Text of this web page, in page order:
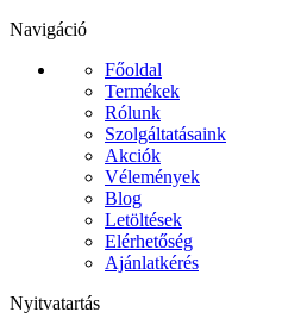
Navigáció
Főoldal
Termékek
Rólunk
Szolgáltatásaink
Akciók
Vélemények
Blog
Letöltések
Elérhetőség
Ajánlatkérés
Nyitvatartás